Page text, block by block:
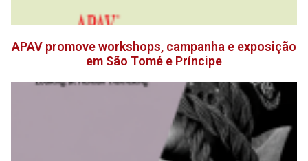
APAV promove workshops, campanha e exposição
em São Tomé e Príncipe